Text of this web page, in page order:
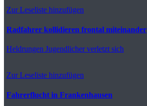
Zur Leseliste hinzufügen
Radfahrer kollidieren frontal miteinander
Heldrungen Jugendlicher verletzt sich
Zur Leseliste hinzufügen
Fahrerflucht in Frankenhausen